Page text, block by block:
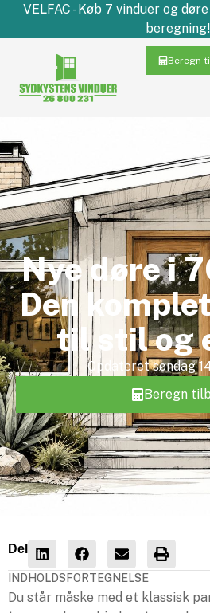
VELFAC - Køb 7 vinduer og
beregning!
Beregn
Nye døre i
Den
til stil og
Opdateret søndag
Beregn
Del
INDHOLDSFORTEGNELSE
Du står måske med et klassisk